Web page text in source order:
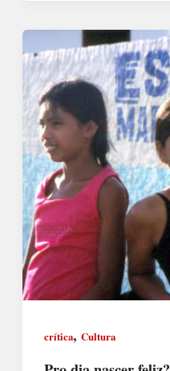
crítica, Cultura